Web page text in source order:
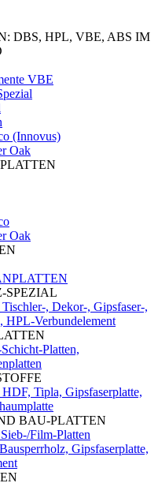
DBS, HPL, VBE, ABS IM
VBE
(Innovus)
Oak
Oak
SPEZIAL
, Dekor-, Gipsfaser-,
HPL-Verbundelement
Platten,
Tipla, Gipsfaserplatte,
BAU-PLATTEN
Film-Platten
Gipsfaserplatte,